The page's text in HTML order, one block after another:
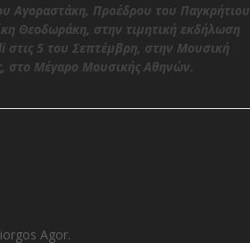
Αγοραστάκη, Προέδρου του Παγκρήτιου
Θεοδωράκη, στην τιμητική εκδήλωση
στις 5 του Σεπτέμβρη, στην Μουσική
στο Μέγαρο Μουσικής Αθηνών.
Agor.